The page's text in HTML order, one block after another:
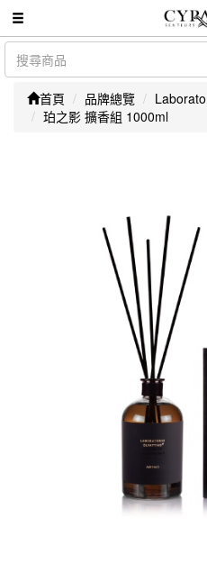
首頁 品牌總覽
珀之影 擴香組 1000ml